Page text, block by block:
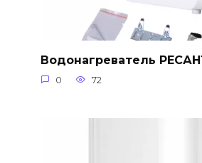
Водонагреватель
0 72